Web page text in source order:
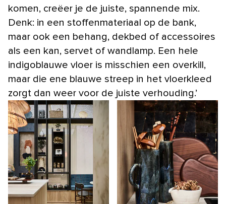
komen, creëer je de juiste, spannende mix.
Denk: in een stoffenmateriaal op de bank,
maar ook een behang, dekbed of accessoires
als een kan, servet of wandlamp. Een hele
indigoblauwe vloer is misschien een overkill,
maar die ene blauwe streep in het vloerkleed
zorgt dan weer voor de juiste verhouding.’